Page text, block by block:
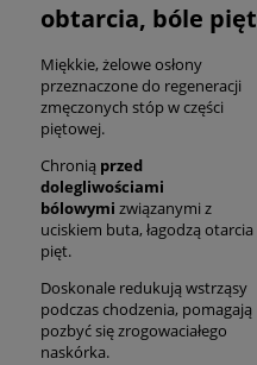
obtarcia, bóle pięt
Miękkie, żelowe osłony
przeznaczone do regeneracji
zmęczonych stóp w części
piętowej.
Chronią przed
dolegliwościami
bólowymi związanymi z
uciskiem buta, łagodzą otarcia
pięt.
Doskonale redukują wstrząsy
podczas chodzenia, pomagają
pozbyć się zrogowaciałego
naskórka.